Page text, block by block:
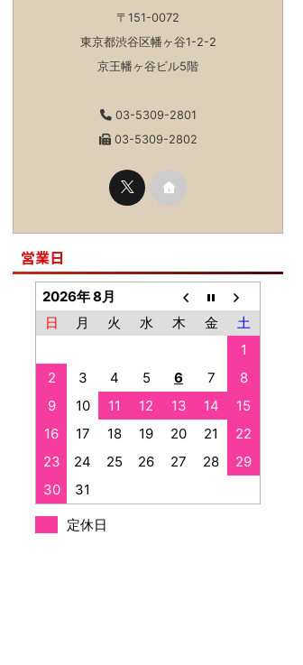
〒151-0072
東京都渋谷区幡ヶ谷1-2-2
京王幡ヶ谷ビル5階
03-5309-2801
03-5309-2802
営業日
2026年 8月
日
月 火 水 木 金
土
1
2
3 4 5 6 7
8
9
10 11 12 13 14
15
16
17 18 19 20 21
22
23
24 25 26 27 28
29
30
31
定休日